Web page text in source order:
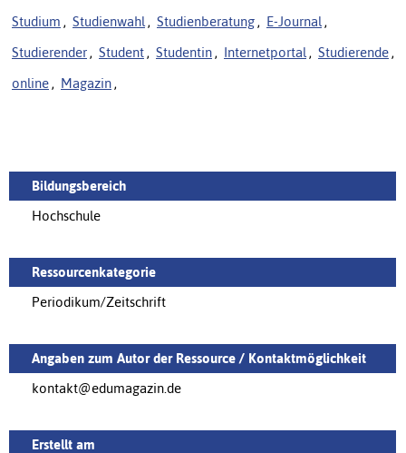
Studium , Studienwahl , Studienberatung , E-Journal ,
Studierender , Student , Studentin , Internetportal , Studierende ,
online , Magazin ,
Bildungsbereich
Hochschule
Ressourcenkategorie
Periodikum/Zeitschrift
Angaben zum Autor der Ressource / Kontaktmöglichkeit
kontakt@edumagazin.de
Erstellt am